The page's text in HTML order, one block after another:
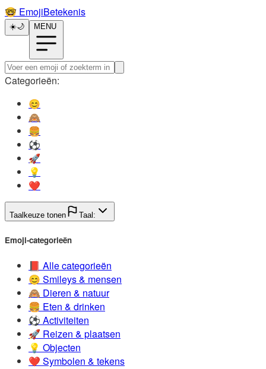
🤓️ EmojiBetekenis
☀️🌙 MENU
Categorieën:
😊️
🙈️
🍔️
⚽️
🚀️
💡️
❤️
Taalkeuze tonen Taal:
Emoji-categorieën
📕️ Alle categorieën
😊️ Smileys & mensen
🙈️ Dieren & natuur
🍔️ Eten & drinken
⚽️ Activiteiten
🚀️ Reizen & plaatsen
💡️ Objecten
❤️ Symbolen & tekens